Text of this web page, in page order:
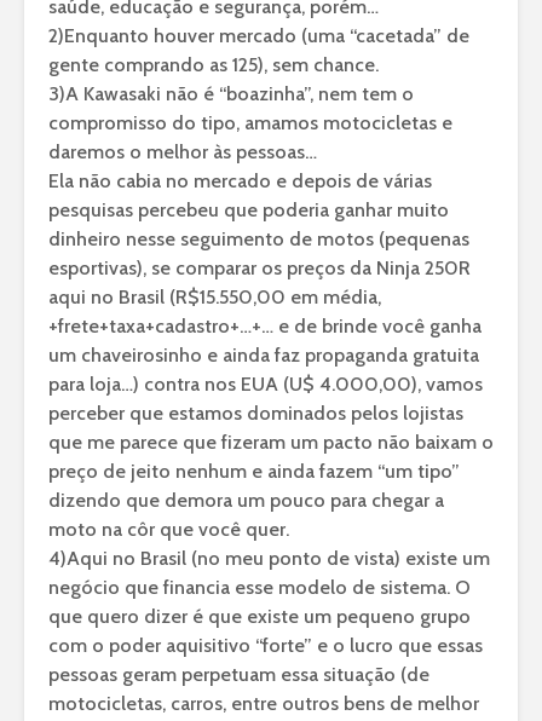
saúde, educação e segurança, porém…
2)Enquanto houver mercado (uma “cacetada” de
gente comprando as 125), sem chance.
3)A Kawasaki não é “boazinha”, nem tem o
compromisso do tipo, amamos motocicletas e
daremos o melhor às pessoas…
Ela não cabia no mercado e depois de várias
pesquisas percebeu que poderia ganhar muito
dinheiro nesse seguimento de motos (pequenas
esportivas), se comparar os preços da Ninja 250R
aqui no Brasil (R$15.550,00 em média,
+frete+taxa+cadastro+…+… e de brinde você ganha
um chaveirosinho e ainda faz propaganda gratuita
para loja…) contra nos EUA (U$ 4.000,00), vamos
perceber que estamos dominados pelos lojistas
que me parece que fizeram um pacto não baixam o
preço de jeito nenhum e ainda fazem “um tipo”
dizendo que demora um pouco para chegar a
moto na côr que você quer.
4)Aqui no Brasil (no meu ponto de vista) existe um
negócio que financia esse modelo de sistema. O
que quero dizer é que existe um pequeno grupo
com o poder aquisitivo “forte” e o lucro que essas
pessoas geram perpetuam essa situação (de
motocicletas, carros, entre outros bens de melhor